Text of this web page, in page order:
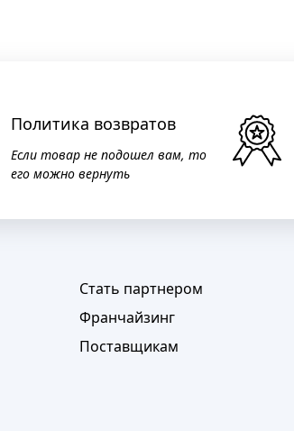
Политика возвратов
Если товар не подошел вам, то
его можно вернуть
Стать партнером
Франчайзинг
Поставщикам